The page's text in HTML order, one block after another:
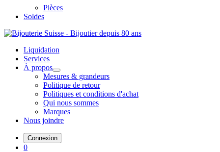
Pièces
Soldes
Liquidation
Services
À propos
Mesures & grandeurs
Politique de retour
Politiques et conditions d'achat
Qui nous sommes
Marques
Nous joindre
Connexion
0